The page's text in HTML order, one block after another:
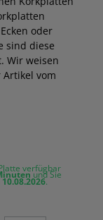
oder
sind diese
Wir weisen
vom
verfügbar
und Sie
10.08.2026.